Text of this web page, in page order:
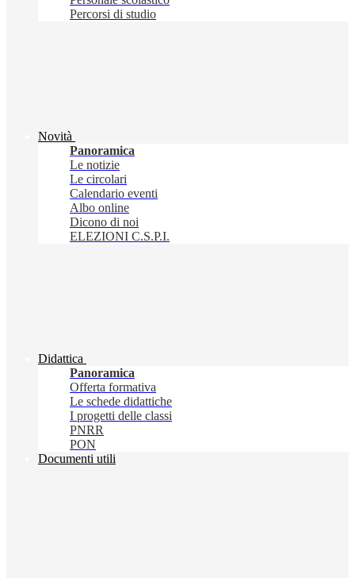
Percorsi di studio
Novità
Panoramica
Le notizie
Le circolari
Calendario eventi
Albo online
Dicono di noi
ELEZIONI C.S.P.I.
Didattica
Panoramica
Offerta formativa
Le schede didattiche
I progetti delle classi
PNRR
PON
Documenti utili